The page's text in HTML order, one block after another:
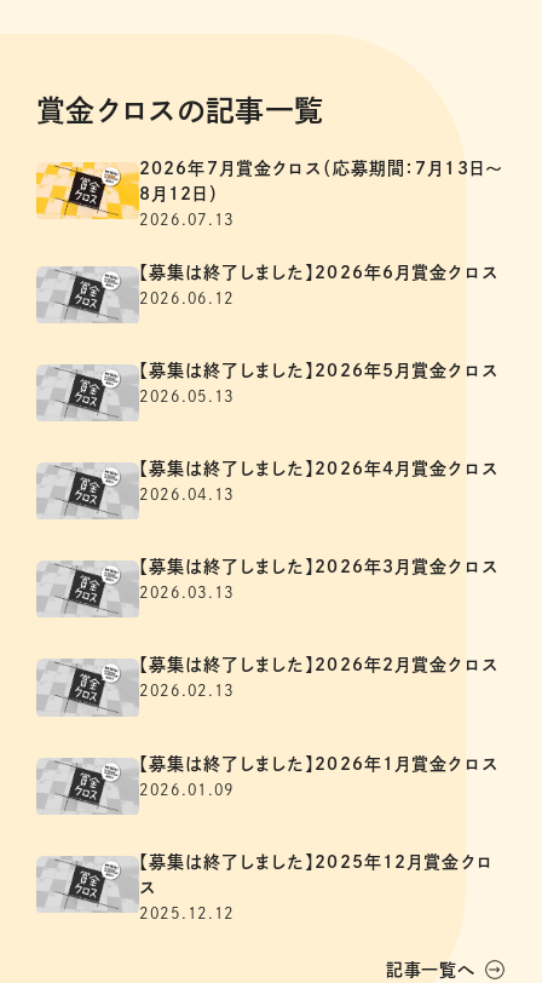
賞金クロスの記事一覧
2026年7月賞金クロス（応募期間：7月13日～
8月12日）
2026.07.13
【募集は終了しました】2026年6月賞金クロス
2026.06.12
【募集は終了しました】2026年5月賞金クロス
2026.05.13
【募集は終了しました】2026年4月賞金クロス
2026.04.13
【募集は終了しました】2026年3月賞金クロス
2026.03.13
【募集は終了しました】2026年2月賞金クロス
2026.02.13
【募集は終了しました】2026年1月賞金クロス
2026.01.09
【募集は終了しました】2025年12月賞金クロ
ス
2025.12.12
記事一覧へ